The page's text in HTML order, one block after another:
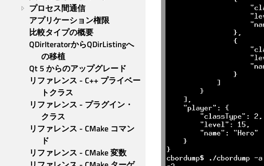
プロセス間通信
アプリケーション権限
比較タイプの概要
QDirIteratorからQDirListingへ
の移植
Qt 5 からのアップグレード
リファレンス - C++ プライベー
トクラス
リファレンス - プラグイン・
クラス
リファレンス - CMake コマン
ド
リファレンス - CMake 変数